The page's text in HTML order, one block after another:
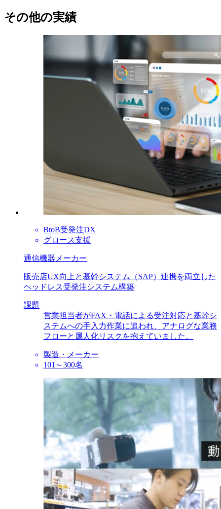
その他の実績
BtoB受発注DX
グロース支援
通信機器メーカー
販売店UX向上と基幹システム（SAP）連携を両立した
ヘッドレス受発注システム構築
課題
営業担当者がFAX・電話による受注対応と基幹シ
ステムへの手入力作業に追われ、アナログな業務
フローと属人化リスクを抱えていました。
製造・メーカー
101～300名